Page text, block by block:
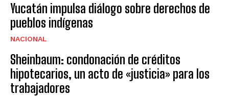
Yucatán impulsa diálogo sobre derechos de
pueblos indígenas
NACIONAL
Sheinbaum: condonación de créditos
hipotecarios, un acto de «justicia» para los
trabajadores